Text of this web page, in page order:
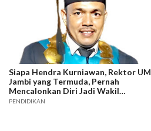
Siapa Hendra Kurniawan, Rektor UM
Jambi yang Termuda, Pernah
Mencalonkan Diri Jadi Wakil
Walikota Jambi..
PENDIDIKAN